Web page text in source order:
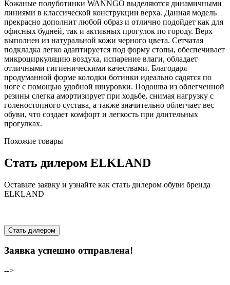
Кожаные полуботинки WANNGO выделяются динамичными
линиями в классической конструкции верха. Данная модель
прекрасно дополнит любой образ и отлично подойдет как для
офисных будней, так и активных прогулок по городу. Верх
выполнен из натуральной кожи черного цвета. Сетчатая
подкладка легко адаптируется под форму стопы, обеспечивает
микроциркуляцию воздуха, испарение влаги, обладает
отличными гигиеническими качествами. Благодаря
продуманной форме колодки ботинки идеально садятся по
ноге с помощью удобной шнуровки. Подошва из облегченной
резины слегка амортизирует при ходьбе, снимая нагрузку с
голеностопного сустава, а также значительно облегчает вес
обуви, что создает комфорт и легкость при длительных
прогулках.
Похожие товары
Стать дилером ELKLAND
Оставьте заявку и узнайте как стать дилером обуви бренда
ELKLAND
Стать дилером
Заявка успешно отправлена!
-->